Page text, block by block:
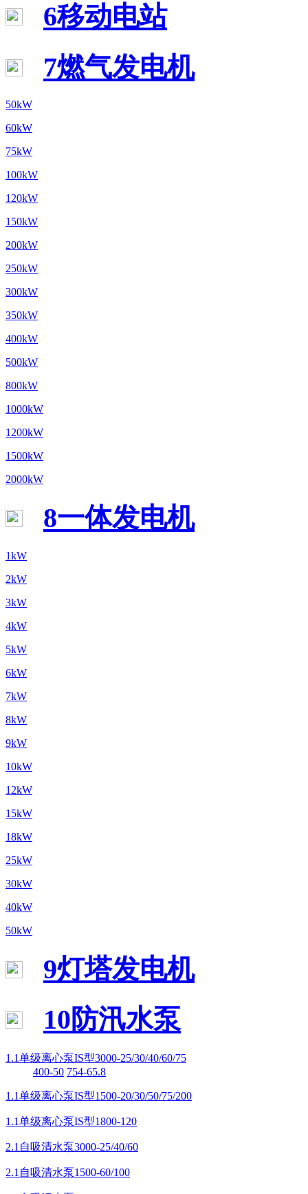
6移动电站
7燃气发电机
50kW
60kW
75kW
100kW
120kW
150kW
200kW
250kW
300kW
350kW
400kW
500kW
800kW
1000kW
1200kW
1500kW
2000kW
8一体发电机
1kW
2kW
3kW
4kW
5kW
6kW
7kW
8kW
9kW
10kW
12kW
15kW
18kW
25kW
30kW
40kW
50kW
9灯塔发电机
10防汛水泵
1.1单级离心泵IS型3000-25/30/40/60/75
400-50 754-65.8
1.1单级离心泵IS型1500-20/30/50/75/200
1.1单级离心泵IS型1800-120
2.1自吸清水泵3000-25/40/60
2.1自吸清水泵1500-60/100